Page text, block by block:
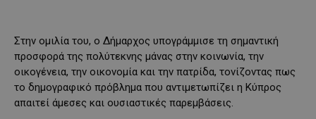
Στην ομιλία του, ο Δήμαρχος υπογράμμισε τη σημαντική
προσφορά της πολύτεκνης μάνας στην κοινωνία, την
οικογένεια, την οικονομία και την πατρίδα, τονίζοντας πως
το δημογραφικό πρόβλημα που αντιμετωπίζει η Κύπρος
απαιτεί άμεσες και ουσιαστικές παρεμβάσεις.